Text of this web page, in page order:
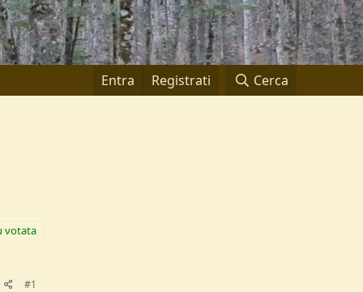
Entra Registrati Cerca
votata
#1